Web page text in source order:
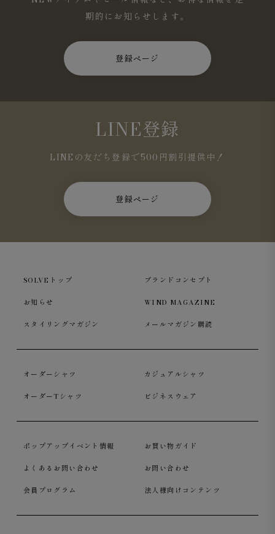
期的にお知らせします。
登録ページ
LINE登録
LINEの友だち登録で500円割引提供中！
登録ページ
SOLVEトップ ブランドコンセプト
お知らせ WIND MAGAZINE
スタイリングマガジン メールマガジン購読
オーダーシャツ カジュアルシャツ
オーダーTシャツ ビジネスウェア
ポップアップイベント情報 お買い物ガイド
よくあるお問い合わせ お問い合わせ
会員プログラム 法人様向けコンテンツ